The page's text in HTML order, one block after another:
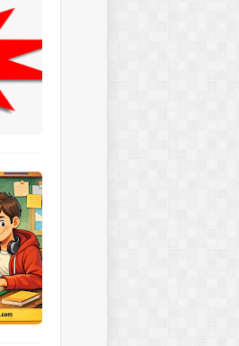
10.SINIF EDEBİYAT